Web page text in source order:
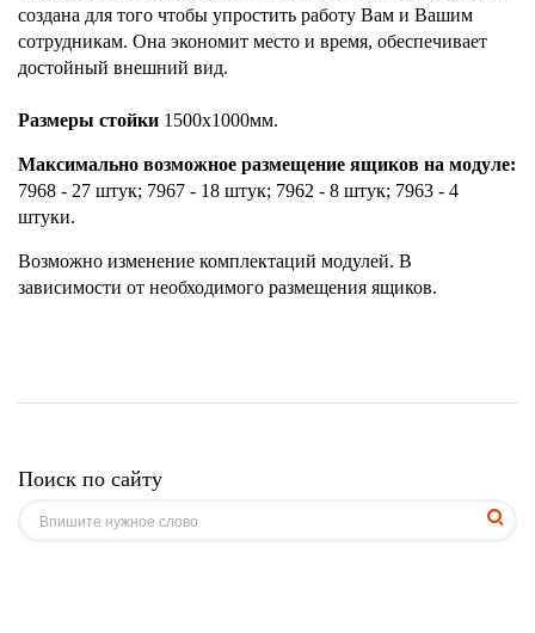
создана для того чтобы упростить работу Вам и Вашим
сотрудникам. Она экономит место и время, обеспечивает
достойный внешний вид.
Размеры стойки 1500х1000мм.
Максимально возможное размещение ящиков на модуле:
7968 - 27 штук; 7967 - 18 штук; 7962 - 8 штук; 7963 - 4
штуки.
Возможно изменение комплектаций модулей. В
зависимости от необходимого размещения ящиков.
Поиск по сайту